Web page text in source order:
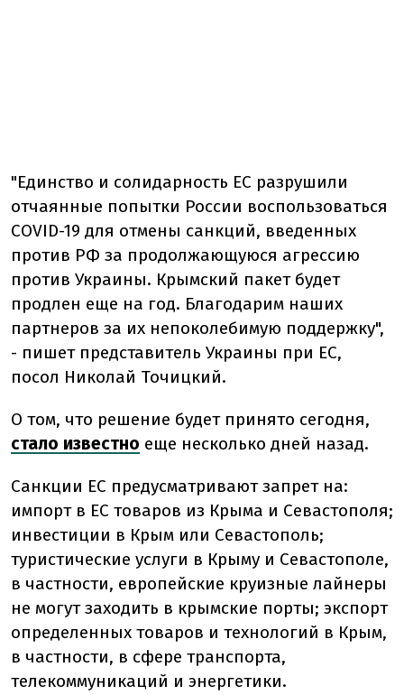
"Единство и солидарность ЕС разрушили
отчаянные попытки России воспользоваться
COVID-19 для отмены санкций, введенных
против РФ за продолжающуюся агрессию
против Украины. Крымский пакет будет
продлен еще на год. Благодарим наших
партнеров за их непоколебимую поддержку",
- пишет представитель Украины при ЕС,
посол Николай Точицкий.
О том, что решение будет принято сегодня,
стало известно еще несколько дней назад.
Санкции ЕС предусматривают запрет на:
импорт в ЕС товаров из Крыма и Севастополя;
инвестиции в Крым или Севастополь;
туристические услуги в Крыму и Севастополе,
в частности, европейские круизные лайнеры
не могут заходить в крымские порты; экспорт
определенных товаров и технологий в Крым,
в частности, в сфере транспорта,
телекоммуникаций и энергетики.